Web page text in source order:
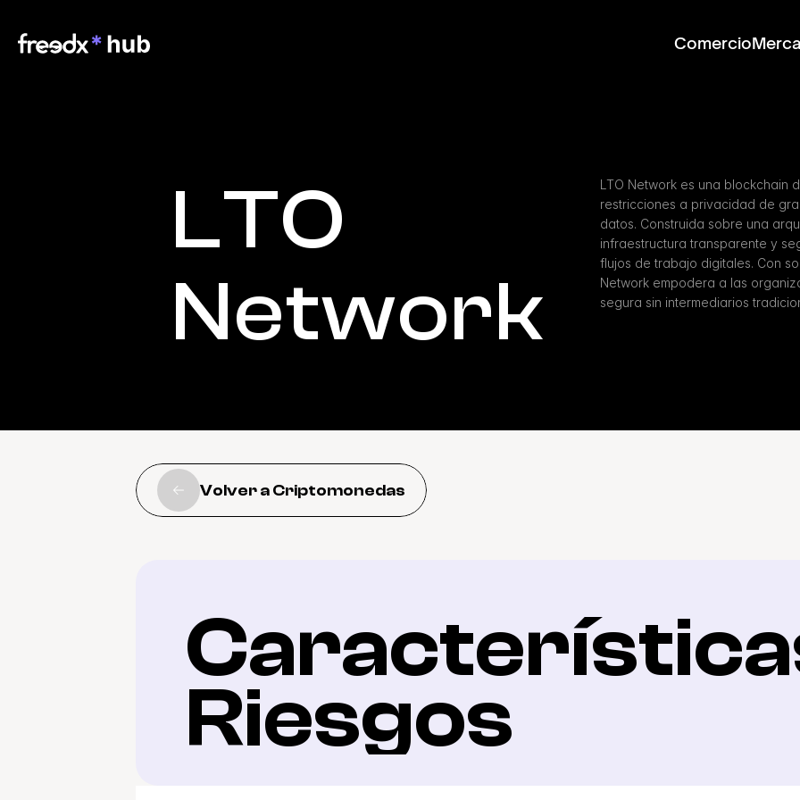
Comercio
LTO
Network
LTO Network es una blockchain
restricciones a privacidad de
datos. Construida sobre una
infraestructura transparente y
flujos de trabajo digitales. Con
Network empodera a las
segura sin intermediarios
Volver a Criptomonedas
Riesgos